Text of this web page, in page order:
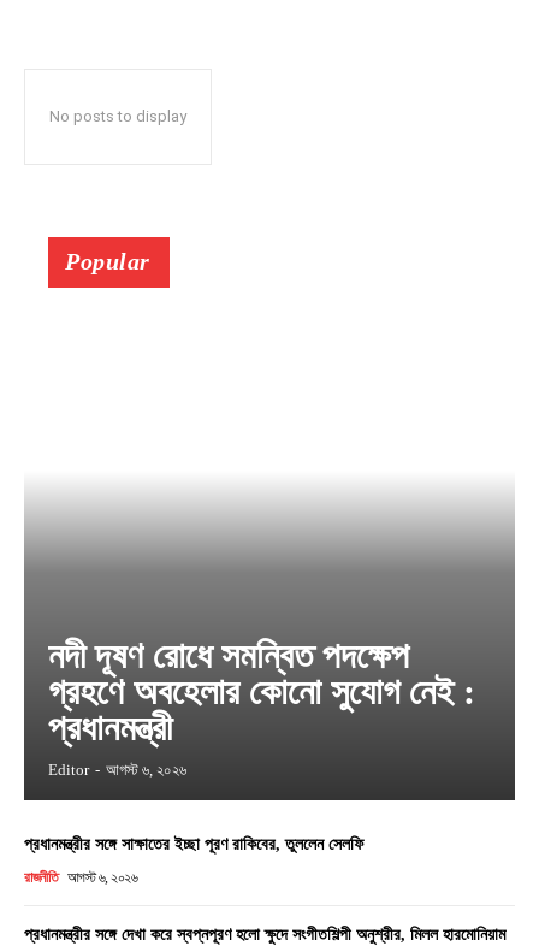
No posts to display
Popular
নদী দূষণ রোধে সমন্বিত পদক্ষেপ
গ্রহণে অবহেলার কোনো সুযোগ নেই :
প্রধানমন্ত্রী
Editor - আগস্ট ৬, ২০২৬
প্রধানমন্ত্রীর সঙ্গে সাক্ষাতের ইচ্ছা পূরণ রাকিবের, তুললেন সেলফি
রাজনীতি আগস্ট ৬, ২০২৬
প্রধানমন্ত্রীর সঙ্গে দেখা করে স্বপ্নপূরণ হলো ক্ষুদে সংগীতশিল্পী অনুশ্রীর, মিলল হারমোনিয়াম